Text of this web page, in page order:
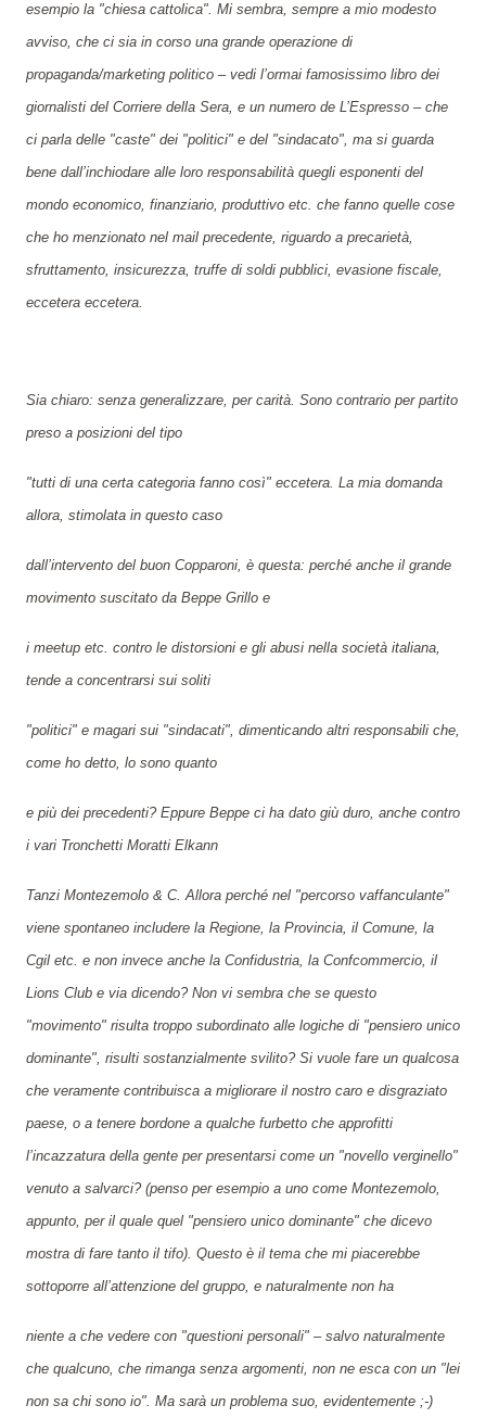
esempio la "chiesa cattolica". Mi sembra, sempre a mio modesto
avviso, che ci sia in corso una grande operazione di
propaganda/marketing politico – vedi l’ormai famosissimo libro dei
giornalisti del Corriere della Sera, e un numero de L’Espresso – che
ci parla delle "caste" dei "politici" e del "sindacato", ma si guarda
bene dall’inchiodare alle loro responsabilità quegli esponenti del
mondo economico, finanziario, produttivo etc. che fanno quelle cose
che ho menzionato nel mail precedente, riguardo a precarietà,
sfruttamento, insicurezza, truffe di soldi pubblici, evasione fiscale,
eccetera eccetera.
Sia chiaro: senza generalizzare, per carità. Sono contrario per partito
preso a posizioni del tipo
"tutti di una certa categoria fanno così" eccetera. La mia domanda
allora, stimolata in questo caso
dall’intervento del buon Copparoni, è questa: perché anche il grande
movimento suscitato da Beppe Grillo e
i meetup etc. contro le distorsioni e gli abusi nella società italiana,
tende a concentrarsi sui soliti
"politici" e magari sui "sindacati", dimenticando altri responsabili che,
come ho detto, lo sono quanto
e più dei precedenti? Eppure Beppe ci ha dato giù duro, anche contro
i vari Tronchetti Moratti Elkann
Tanzi Montezemolo & C. Allora perché nel "percorso vaffanculante"
viene spontaneo includere la Regione, la Provincia, il Comune, la
Cgil etc. e non invece anche la Confidustria, la Confcommercio, il
Lions Club e via dicendo? Non vi sembra che se questo
"movimento" risulta troppo subordinato alle logiche di "pensiero unico
dominante", risulti sostanzialmente svilito? Si vuole fare un qualcosa
che veramente contribuisca a migliorare il nostro caro e disgraziato
paese, o a tenere bordone a qualche furbetto che approfitti
l’incazzatura della gente per presentarsi come un "novello verginello"
venuto a salvarci? (penso per esempio a uno come Montezemolo,
appunto, per il quale quel "pensiero unico dominante" che dicevo
mostra di fare tanto il tifo). Questo è il tema che mi piacerebbe
sottoporre all’attenzione del gruppo, e naturalmente non ha
niente a che vedere con "questioni personali" – salvo naturalmente
che qualcuno, che rimanga senza argomenti, non ne esca con un "lei
non sa chi sono io". Ma sarà un problema suo, evidentemente ;-)